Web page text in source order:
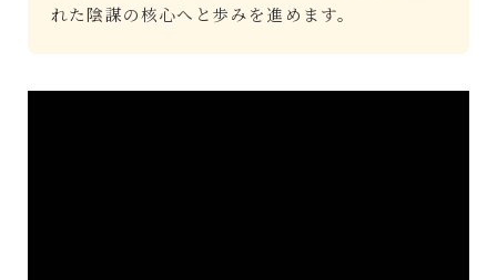
れた陰謀の核心へと歩みを進めます。